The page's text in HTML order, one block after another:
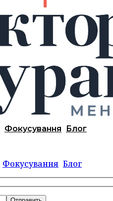
Фокусування Блог
Фокусування Блог